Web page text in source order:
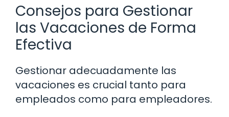
Consejos para Gestionar
las Vacaciones de Forma
Efectiva
Gestionar adecuadamente las
vacaciones es crucial tanto para
empleados como para empleadores.